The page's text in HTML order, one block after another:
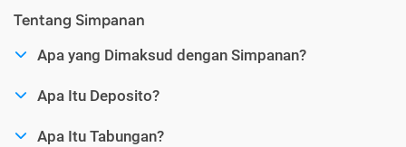
Tentang Simpanan
Apa yang Dimaksud dengan Simpanan?
Apa Itu Deposito?
Apa Itu Tabungan?